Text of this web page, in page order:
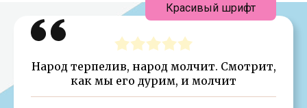
Народ терпелив, народ молчит. Смотрит,
как мы его дурим, и молчит
Красивый шрифт